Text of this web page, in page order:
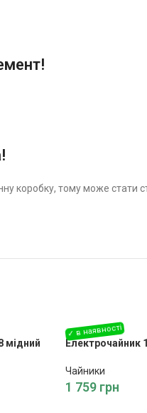
коробку, тому може стати
мідний Електрочайник
Чайники
1 759 грн